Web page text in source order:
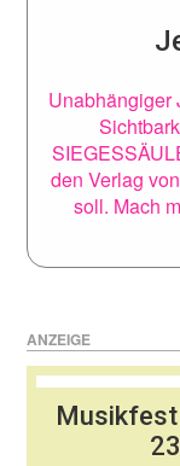
Unabhängiger
den Verlag
soll. Mach
ANZEIGE
Musikfest